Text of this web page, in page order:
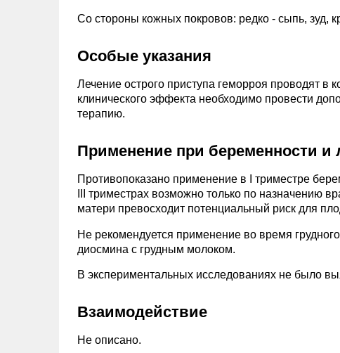
Со стороны кожных покровов: редко - сыпь, зуд,
Особые указания
Лечение острого приступа геморроя проводят в
клинического эффекта необходимо провести
терапию.
Применение при беременности и
Противопоказано применение в I триместре
III триместрах возможно только по назначению
матери превосходит потенциальный риск для
Не рекомендуется применение во время
диосмина с грудным молоком.
В экспериментальных исследованиях не было
Взаимодействие
Не описано.